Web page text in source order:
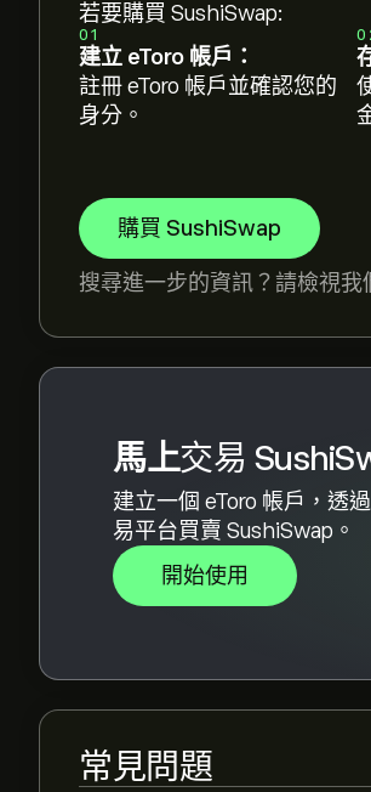
若要購買 SushiSwap:
01
建立 eToro 帳戶：
註冊 eToro 帳戶並確認您的
身分。
購買 SushiSwap
搜尋進一步的資訊？請檢視我
馬上交易
建立一個 eToro 帳戶，透
易平台買賣 SushiSwap。
開始使用
常見問題
SushiSwap 的歷史高點是
選取 eToro 圖表上的「1D」
SushiSwap 的價格在過去一